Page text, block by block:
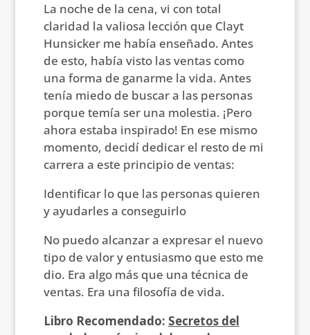
La noche de la cena, vi con total
claridad la valiosa lección que Clayt
Hunsicker me había enseñado. Antes
de esto, había visto las ventas como
una forma de ganarme la vida. Antes
tenía miedo de buscar a las personas
porque temía ser una molestia. ¡Pero
ahora estaba inspirado! En ese mismo
momento, decidí dedicar el resto de mi
carrera a este principio de ventas:
Identificar lo que las personas quieren
y ayudarles a conseguirlo
No puedo alcanzar a expresar el nuevo
tipo de valor y entusiasmo que esto me
dio. Era algo más que una técnica de
ventas. Era una filosofía de vida.
Libro Recomendado: Secretos del